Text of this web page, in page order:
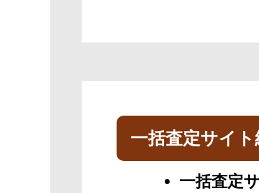
一括査定サイ
一括査定